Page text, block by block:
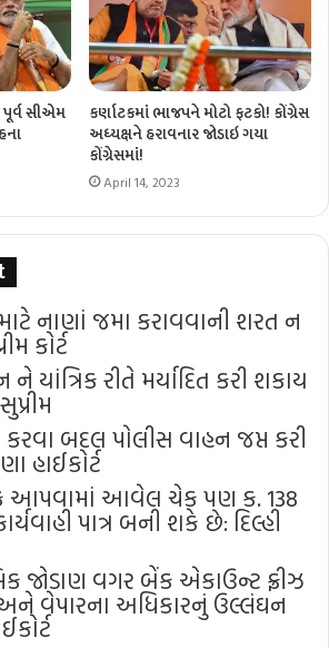
સીએમ
કર્ણાટકમાં ભાજપને મોટો ફટકો! કોંગ્રેસ
અધ્યક્ષને હરાવનાર જોડાઇ ગયા
કોંગ્રેસમાં!
April 14, 2023
નાણાં જમા કરાવવાની શરત ન
કોર્ટ
યાંત્રિક રીતે મર્યાદિત કરી શકાય
કરવા બદલ પોલીસ વાહન જપ્ત કરી
હાઈકોર્ટ
આપવામાં આવેલ ચેક પણ ક. 138
પાત્ર બની શકે છે: દિલ્હી
જોડાણ વગર બેંક એકાઉન્ટ ફ્રીઝ
વેપારના અધિકારનું ઉલ્લંઘન